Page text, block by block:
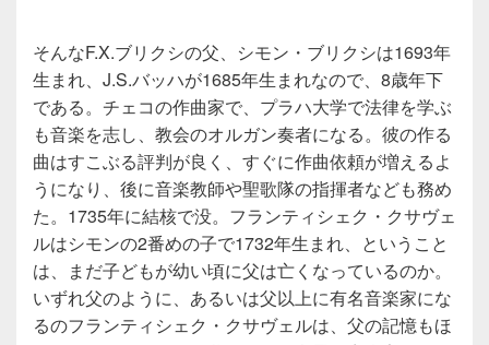
そんなF.X.ブリクシの父、シモン・ブリクシは1693年
生まれ、J.S.バッハが1685年生まれなので、8歳年下
である。チェコの作曲家で、プラハ大学で法律を学ぶ
も音楽を志し、教会のオルガン奏者になる。彼の作る
曲はすこぶる評判が良く、すぐに作曲依頼が増えるよ
うになり、後に音楽教師や聖歌隊の指揮者なども務め
た。1735年に結核で没。フランティシェク・クサヴェ
ルはシモンの2番めの子で1732年生まれ、ということ
は、まだ子どもが幼い頃に父は亡くなっているのか。
いずれ父のように、あるいは父以上に有名音楽家にな
るのフランティシェク・クサヴェルは、父の記憶もほ